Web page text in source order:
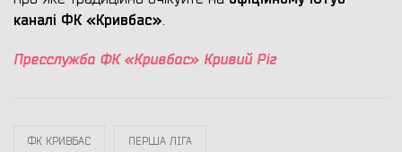
каналі ФК «Кривбас».
Пресслужба ФК «Кривбас» Кривий Ріг
ФК КРИВБАС ПЕРША ЛІГА